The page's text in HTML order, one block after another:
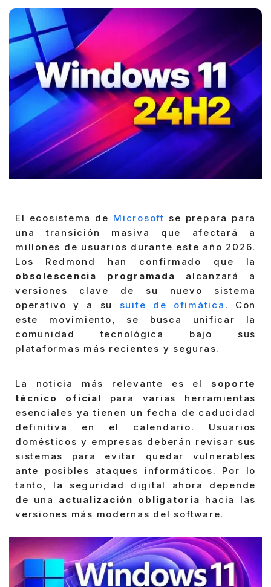
El ecosistema de Microsoft se prepara para
una transición masiva que afectará a
millones de usuarios durante este año 2026.
Los Redmond han confirmado que la
obsolescencia programada alcanzará a
versiones clave de su nuevo sistema
operativo y a su suite de ofimática . Con
este movimiento, se busca unificar la
comunidad tecnológica bajo sus
plataformas más recientes y seguras.
La noticia más relevante es el soporte
técnico oficial para varias herramientas
esenciales ya tienen un fecha de caducidad
definitiva en el calendario. Usuarios
domésticos y empresas deberán revisar sus
sistemas para evitar quedar vulnerables
ante posibles ataques informáticos. Por lo
tanto, la seguridad digital ahora depende
de una
actualización obligatoria hacia las
versiones más modernas del software.